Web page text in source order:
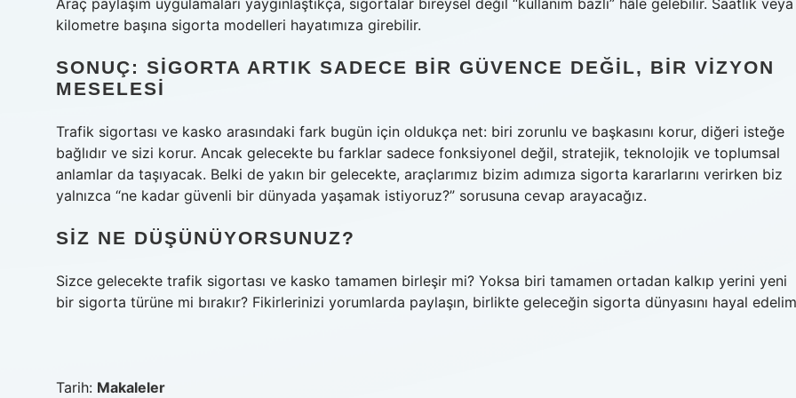
Araç paylaşım uygulamaları yaygınlaştıkça, sigortalar bireysel değil “kullanım bazlı” hâle gelebilir. Saatlik veya
kilometre başına sigorta modelleri hayatımıza girebilir.
SONUÇ: SIGORTA ARTIK SADECE BIR GÜVENCE DEĞIL, BIR VIZYON
MESELESI
Trafik sigortası ve kasko arasındaki fark bugün için oldukça net: biri zorunlu ve başkasını korur, diğeri isteğe
bağlıdır ve sizi korur. Ancak gelecekte bu farklar sadece fonksiyonel değil, stratejik, teknolojik ve toplumsal
anlamlar da taşıyacak. Belki de yakın bir gelecekte, araçlarımız bizim adımıza sigorta kararlarını verirken biz
yalnızca “ne kadar güvenli bir dünyada yaşamak istiyoruz?” sorusuna cevap arayacağız.
SIZ NE DÜŞÜNÜYORSUNUZ?
Sizce gelecekte trafik sigortası ve kasko tamamen birleşir mi? Yoksa biri tamamen ortadan kalkıp yerini yeni
bir sigorta türüne mi bırakır? Fikirlerinizi yorumlarda paylaşın, birlikte geleceğin sigorta dünyasını hayal
Tarih: Makaleler